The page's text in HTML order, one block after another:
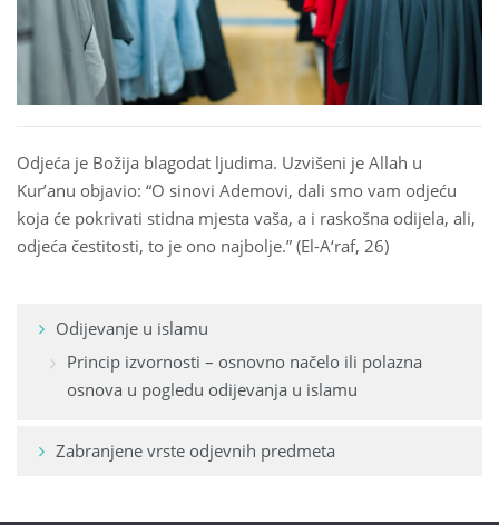
Hausa
Bahasa Indonesia
فارسی
Русский
Somali
Türkçe
اردو
o'zbek
Odjeća je Božija blagodat ljudima. Uzvišeni je Allah u
Kur’anu objavio: “O sinovi Ademovi, dali smo vam odjeću
koja će pokrivati stidna mjesta vaša, a i raskošna odijela, ali,
odjeća čestitosti, to je ono najbolje.” (El-A‘raf, 26)
Odijevanje u islamu
Princip izvornosti – osnovno načelo ili polazna
osnova u pogledu odijevanja u islamu
Zabranjene vrste odjevnih predmeta